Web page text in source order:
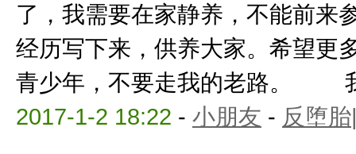
了，我需要在家静养，不能前来
经历写下来，供养大家。希望更
青少年，不要走我的老路。
2017-1-2 18:22 - 小朋友 - 反堕